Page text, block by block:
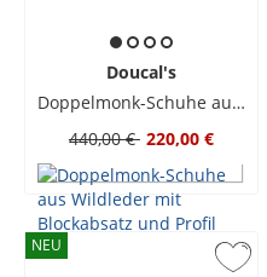
Doucal's
Doppelmonk-Schuhe aus Wildleder mit Blockabsatz und Profil
440,00 € 220,00 €
NEU